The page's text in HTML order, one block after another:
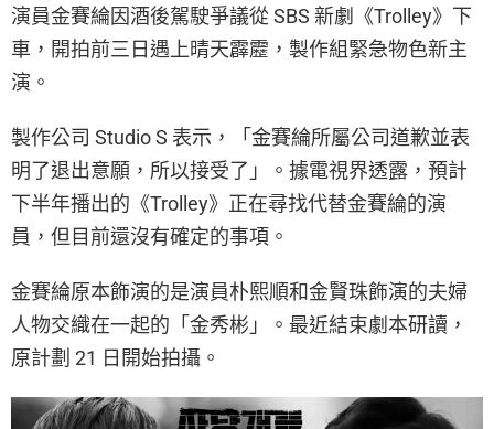
演員金賽綸因酒後駕駛爭議從 SBS 新劇《Trolley》下
車，開拍前三日遇上晴天霹靂，製作組緊急物色新主
演。
製作公司 Studio S 表示，「金賽綸所屬公司道歉並表
明了退出意願，所以接受了」。據電視界透露，預計
下半年播出的《Trolley》正在尋找代替金賽綸的演
員，但目前還沒有確定的事項。
金賽綸原本飾演的是演員朴熙順和金賢珠飾演的夫婦
人物交織在一起的「金秀彬」。最近結束劇本研讀，
原計劃 21 日開始拍攝。